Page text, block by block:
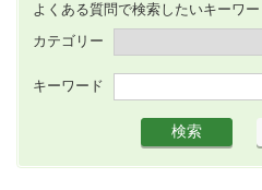
よくある質問で検索したいキーワー
カテゴリー
キーワード